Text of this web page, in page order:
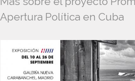
Apertura Política en Cuba